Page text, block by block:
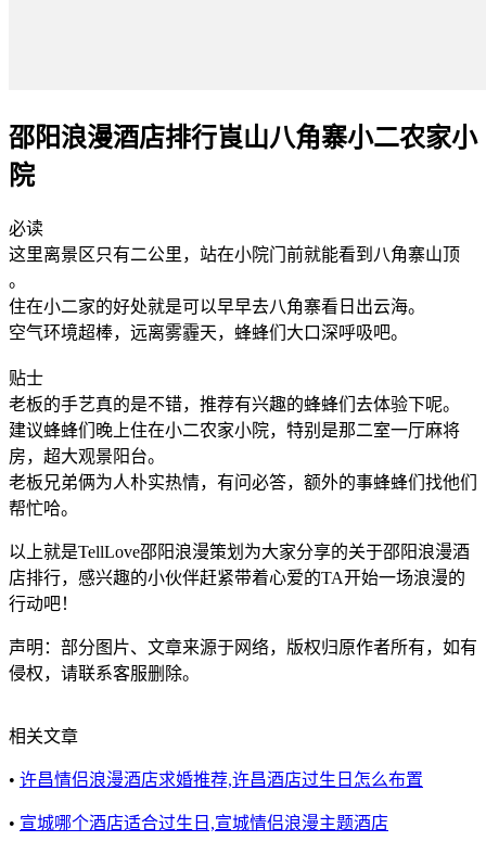
邵阳浪漫酒店排行崀山八角寨小二农家小
院
必读
这里离景区只有二公里，站在小院门前就能看到八角寨山顶
。
住在小二家的好处就是可以早早去八角寨看日出云海。
空气环境超棒，远离雾霾天，蜂蜂们大口深呼吸吧。
贴士
老板的手艺真的是不错，推荐有兴趣的蜂蜂们去体验下呢。
建议蜂蜂们晚上住在小二农家小院，特别是那二室一厅麻将
房，超大观景阳台。
老板兄弟俩为人朴实热情，有问必答，额外的事蜂蜂们找他们
帮忙哈。
以上就是TellLove邵阳浪漫策划为大家分享的关于邵阳浪漫酒
店排行，感兴趣的小伙伴赶紧带着心爱的TA开始一场浪漫的
行动吧！
声明：部分图片、文章来源于网络，版权归原作者所有，如有
侵权，请联系客服删除。
相关文章
• 许昌情侣浪漫酒店求婚推荐,许昌酒店过生日怎么布置
• 宣城哪个酒店适合过生日,宣城情侣浪漫主题酒店